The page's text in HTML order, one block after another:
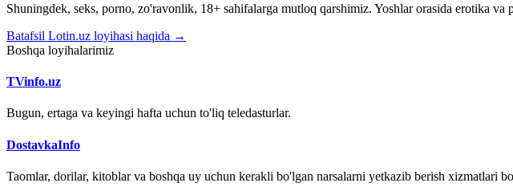
Shuningdek, seks, porno, zo'ravonlik, 18+ sahifalarga mutloq qarshimiz. Yoshlar orasida erotika
Batafsil Lotin.uz loyihasi haqida →
Boshqa loyihalarimiz
TVinfo.uz
Bugun, ertaga va keyingi hafta uchun to'liq teledasturlar.
DostavkaInfo
Taomlar, dorilar, kitoblar va boshqa uy uchun kerakli bo'lgan narsalarni yetkazib berish xizmatlari